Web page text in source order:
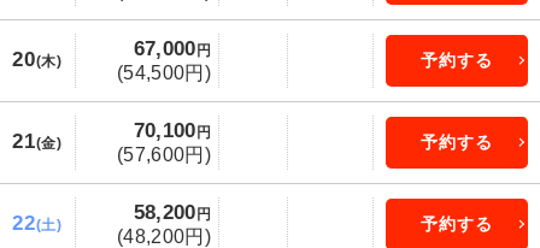
20(木)
67,000 円
(54,500円)
予約する
21(金)
70,100 円
(57,600円)
予約する
22(土)
58,200 円
(48,200円)
予約する